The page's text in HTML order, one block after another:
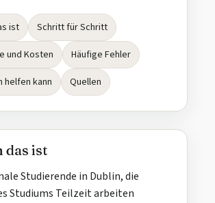
ist
Schritt für Schritt
und Kosten
Häufige Fehler
helfen kann
Quellen
das ist
Studierende in Dublin, die
Studiums Teilzeit arbeiten